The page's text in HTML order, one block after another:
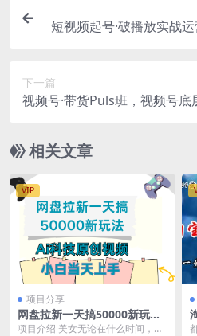
短视频起号·破播放实战
下一篇
视频号·带货Puls班，视频号底
相关文章
VIP
项目分享
网盘拉新一天搞50000新玩
法，Ai科技原创视频，小白当
项目介绍 美女无论在什么时间，什